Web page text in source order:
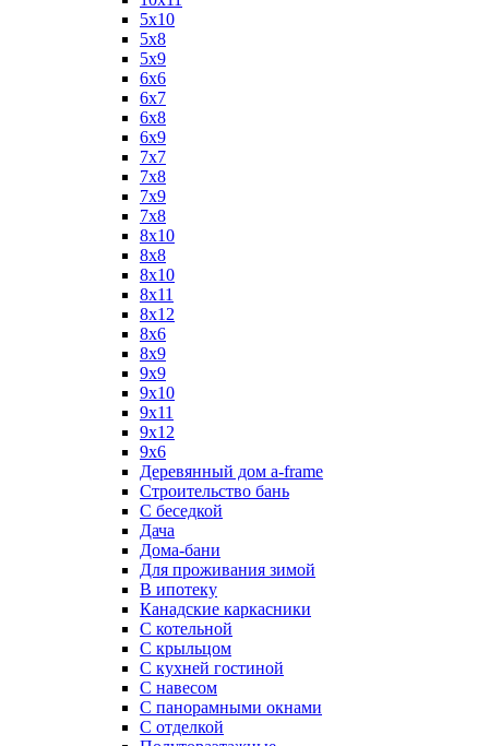
5х10
5х8
5х9
6x6
6x7
6x8
6x9
7x7
7x8
7x9
7х8
8x10
8x8
8х10
8х11
8х12
8х6
8х9
9x9
9х10
9х11
9х12
9х6
Деревянный дом a-frame
Строительство бань
С беседкой
Дача
Дома-бани
Для проживания зимой
В ипотеку
Канадские каркасники
С котельной
С крыльцом
С кухней гостиной
С навесом
С панорамными окнами
С отделкой